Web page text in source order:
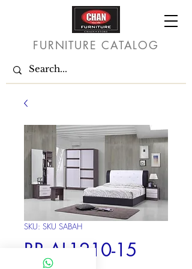
FURNITURE CATALOG
SKU: SKU SABAH
BR AL1210-15